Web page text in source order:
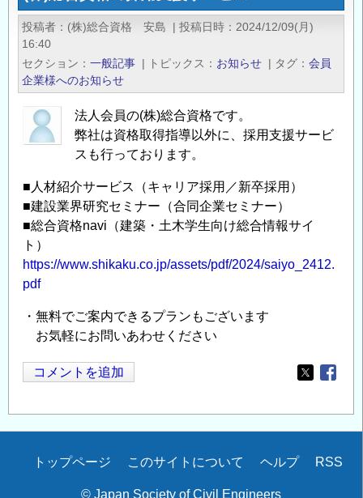
ず
投稿者 (株)総合資格 安島 | 投稿日時
2024/12/09(月)
16:40
セクション
一般記事 | トピックス お知らせ | タグ
会員
企業様へのお知らせ
法人会員の(株)総合資格です。
弊社は資格取得指導以外に、採用支援サービ
スも行っております。
■人材紹介サービス（キャリア採用／新卒採用）
■建設業界研究セミナー（合同企業セミナー）
■総合資格navi（建築・土木学生向け総合情報サイ
ト）
https://www.shikaku.co.jp/assets/pdf/2024/saiyo_2412.
pdf
・無料でご案内できるプランもございます
お気軽にお問いあわせください
コメントを追加
Opens in
Secondary
トップページ このサイトについて ヘルプ RSS
© Japan Society of Civil Engineers